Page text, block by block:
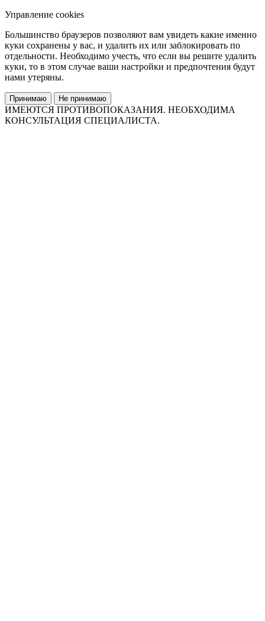
Управление cookies
Большинство браузеров позволяют вам увидеть какие именно
куки сохранены у вас, и удалить их или заблокировать по
отдельности. Необходимо учесть, что если вы решите удалить
куки, то в этом случае ваши настройки и предпочтения будут
нами утеряны.
Принимаю Не принимаю
ИМЕЮТСЯ ПРОТИВОПОКАЗАНИЯ. НЕОБХОДИМА
КОНСУЛЬТАЦИЯ СПЕЦИАЛИСТА.